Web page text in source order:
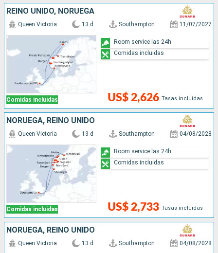
REINO UNIDO, NORUEGA
Comidas incluidas
Queen Victoria 13 d Southampton 11/07/2027
US$ 2,626 Tasas incluidas
Room service las 24h
Comidas incluidas
NORUEGA, REINO UNIDO
Comidas incluidas
Queen Victoria 13 d Southampton 04/08/2028
US$ 2,733 Tasas incluidas
Room service las 24h
Comidas incluidas
NORUEGA, REINO UNIDO
Queen Victoria 13 d Southampton 04/08/2028